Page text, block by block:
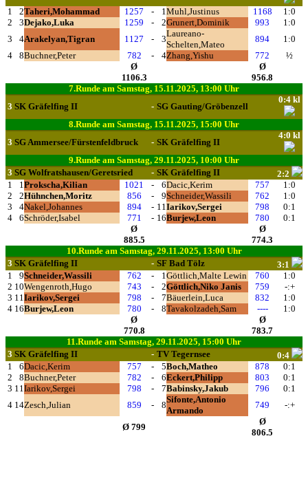
1 2Taheri,Mohammad 1257 - 1Muhl,Justinus 1168
1:0
2
3Dejako,Luka 1259 - 2Grunert,Dominik 993
1:0
3
4Arakelyan,Tigran 1127 - 3
Laureano-
Schelten,Mateo
894
1:0
4
8Buchner,Peter 782 - 4Zhang,Yishu 772
½
Ø
1106.3
Ø
956.8
7.Runde am Samstag, 15.11.2025, 13:00 Uhr
3 SK Gräfelfing II - SG Gauting/Gröbenzell
0:4 kl
8.Runde am Samstag, 15.11.2025, 15:00 Uhr
3 SG Ammersee/Fürstenfeldbruck - SK Gräfelfing II
4:0 kl
9.Runde am Samstag, 29.11.2025, 10:00 Uhr
3 SG Wolfratshausen/Geretsried - SK Gräfelfing II
2:2
1
1Prokscha,Kilian 1021 - 6Dacic,Kerim 757
1:0
2
2Hühnchen,Moritz 856 - 9Schneider,Wassili 762
1:0
3
4Nakel,Johannes 894 - 11Iarikov,Sergei 798
0:1
4
6Schröder,Isabel 771 - 16Burjew,Leon 780
0:1
Ø
885.5
Ø
774.3
10.Runde am Samstag, 29.11.2025, 13:00 Uhr
3 SK Gräfelfing II - SF Bad Tölz
3:1
1
9Schneider,Wassili 762 - 1Göttlich,Malte Lewin 760
1:0
2 10Wengenroth,Hugo 743 - 2Göttlich,Niko Janis 759
-:+
3 11Iarikov,Sergei 798 - 7Bäuerlein,Luca 832
1:0
4 16Burjew,Leon 780 - 8Tavakolzadeh,Sam ----
1:0
Ø
770.8
Ø
783.7
11.Runde am Samstag, 29.11.2025, 15:00 Uhr
3 SK Gräfelfing II - TV Tegernsee
0:4
1
6Dacic,Kerim 757 - 5Boch,Matheo 878
0:1
2
8Buchner,Peter 782 - 6Eckert,Philipp 803
0:1
3 11Iarikov,Sergei 798 - 7Babinsky,Jakub 796
0:1
4 14Zesch,Julian 859 - 8
Sifonte,Antonio
Armando
749 -:+
Ø 799
Ø
806.5